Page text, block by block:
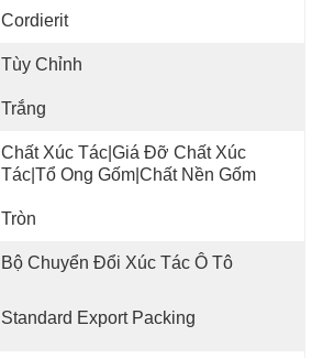
Cordierit
Tùy Chỉnh
Trắng
Chất Xúc Tác|giá Đỡ Chất Xúc
Tác|tổ Ong Gốm|chất Nền Gốm
Tròn
Bộ Chuyển Đổi Xúc Tác Ô Tô
Standard Export Packing